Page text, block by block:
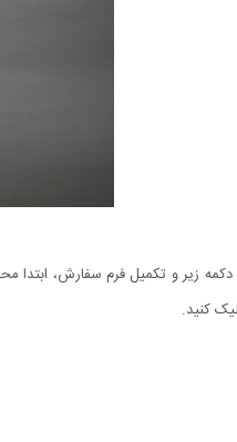
زیر و تکمیل فرم سفارش، ابتدا
کنید.